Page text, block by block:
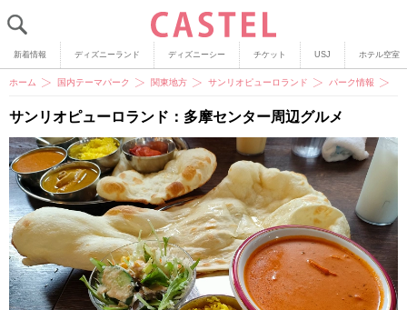
新着情報 ディズニーランド ディズニーシー チケット USJ ホテル空室
ホーム 国内テーマパーク 関東地方 サンリオピューロランド パーク情報
サンリオピューロランド：多摩センター周辺グルメ